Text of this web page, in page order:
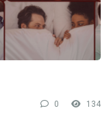
0 134